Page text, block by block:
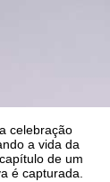
celebração
a vida da
de um
é capturada.